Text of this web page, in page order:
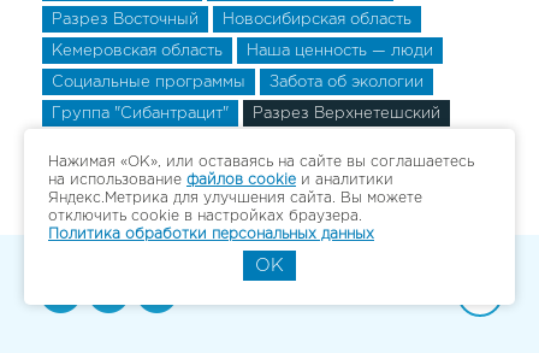
Разрез Восточный Новосибирская область
Кемеровская область Наша ценность — люди
Социальные программы Забота об экологии
Группа "Сибантрацит" Разрез Верхнетешский
Нажимая «ОК», или оставаясь на сайте вы соглашаетесь
на использование файлов cookie и аналитики
Яндекс.Метрика для улучшения сайта. Вы можете
отключить cookie в настройках браузера.
Политика обработки персональных данных
OK